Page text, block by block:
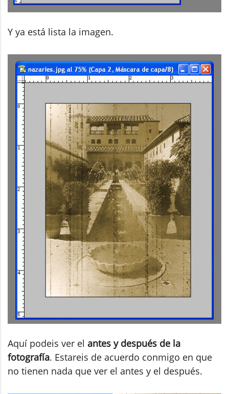
Y ya está lista la imagen.
Aquí podeis ver el antes y después de la
fotografía. Estareis de acuerdo conmigo en que
no tienen nada que ver el antes y el después.